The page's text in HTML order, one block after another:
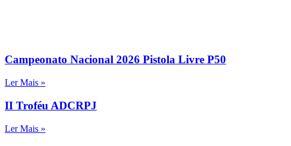
Campeonato Nacional 2026 Pistola Livre P50
Ler Mais »
II Troféu ADCRPJ
Ler Mais »